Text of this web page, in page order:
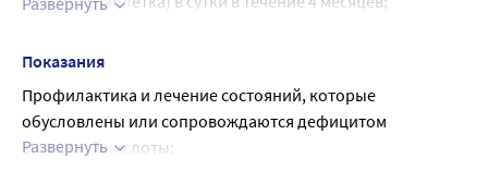
спру и синдромом мальабсорбции - до 15 мг в сутки;
трубки у плода, женщинам из группы риска препарат
назначают по 5 мг в день в течение 1 месяца до
запланированной беременности и затем на
Показания
Профилактика и лечение состояний, которые
обусловлены или сопровождаются дефицитом
фолиевой кислоты:
Развернуть